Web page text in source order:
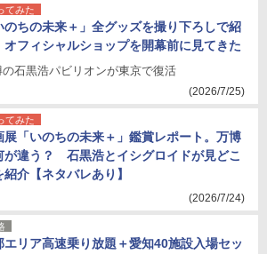
てみた
のちの未来＋」全グッズを撮り下ろしで紹
オフィシャルショップを開幕前に見てきた
の石黒浩パビリオンが東京で復活
(2026/7/25)
てみた
展「いのちの未来＋」鑑賞レポート。万博
が違う？ 石黒浩とイシグロイドが見どこ
紹介【ネタバレあり】
(2026/7/24)
エリア高速乗り放題＋愛知40施設入場セッ